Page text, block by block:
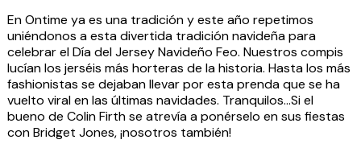
En Ontime ya es una tradición y este año repetimos
uniéndonos a esta divertida tradición navideña para
celebrar el Día del Jersey Navideño Feo. Nuestros compis
lucían los jerséis más horteras de la historia. Hasta los más
fashionistas se dejaban llevar por esta prenda que se ha
vuelto viral en las últimas navidades. Tranquilos…Si el
bueno de Colin Firth se atrevía a ponérselo en sus fiestas
con Bridget Jones, ¡nosotros también!